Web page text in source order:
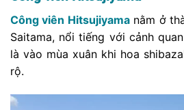
Công viên Hitsujiyamanằm ở
Saitama, nổi tiếng với cảnh
là vào mùa xuân khi hoa
rộ.